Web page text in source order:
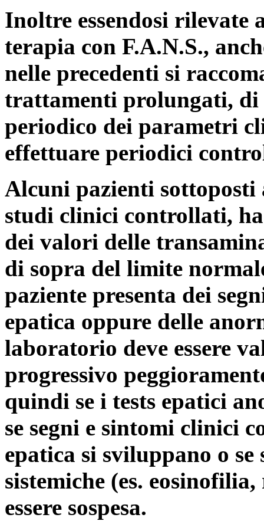
Inoltre essendosi
terapia con F.A.N.S.,
nelle precedenti si
trattamenti prolungati,
periodico dei parametri
effettuare periodici
Alcuni pazienti sottoposti
studi clinici controllati,
dei valori delle
di sopra del limite
paziente presenta dei
epatica oppure delle
laboratorio deve essere
progressivo
quindi se i tests epatici
se segni e sintomi clinici
epatica si sviluppano o
sistemiche (es.
essere sospesa.